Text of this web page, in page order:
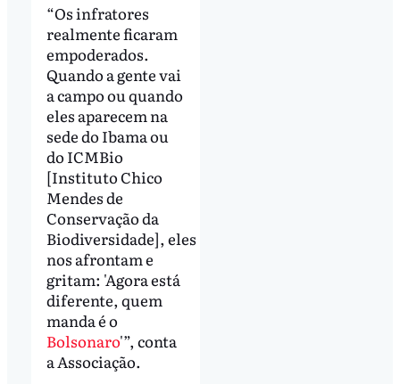
“Os infratores
realmente ficaram
empoderados.
Quando a gente vai
a campo ou quando
eles aparecem na
sede do Ibama ou
do ICMBio
[Instituto Chico
Mendes de
Conservação da
Biodiversidade], eles
nos afrontam e
gritam: 'Agora está
diferente, quem
manda é o
Bolsonaro'”, conta
a Associação.